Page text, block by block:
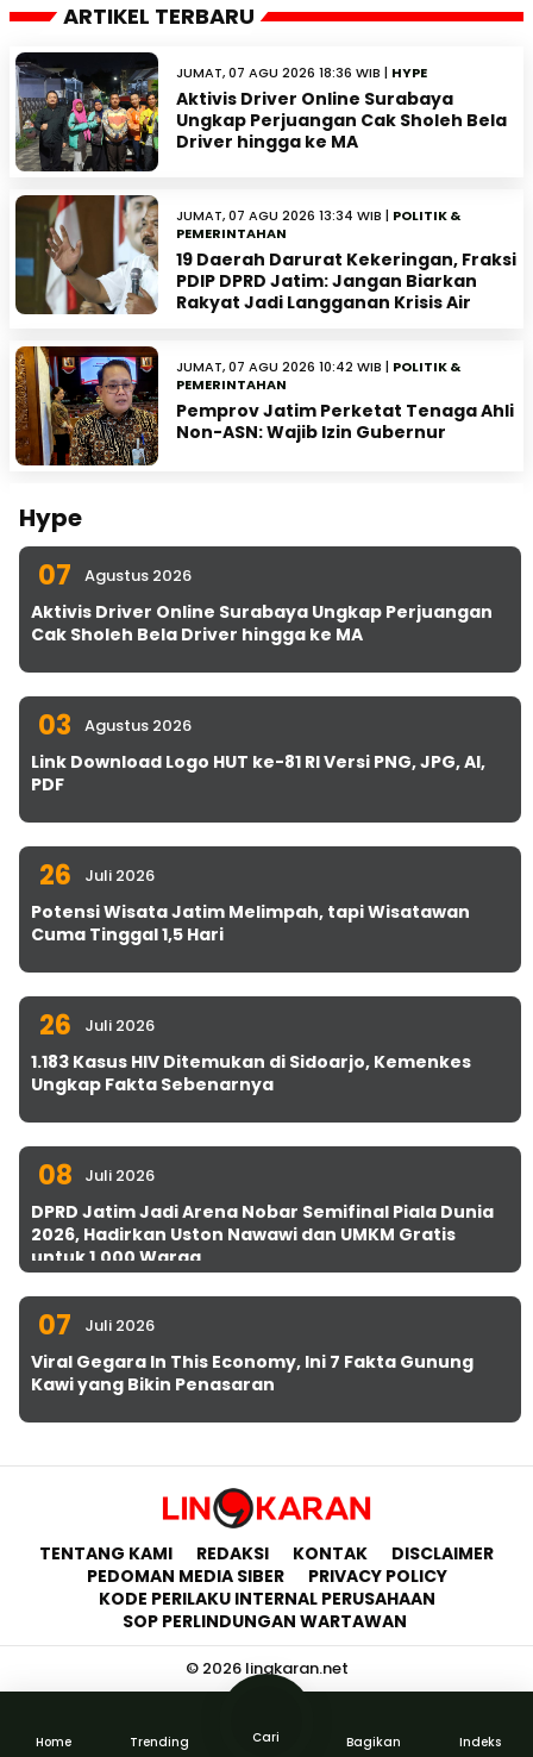
ARTIKEL TERBARU
JUMAT, 07 AGU 2026 18:36 WIB | HYPE
Aktivis Driver Online Surabaya
Ungkap Perjuangan Cak Sholeh Bela
Driver hingga ke MA
JUMAT, 07 AGU 2026 13:34 WIB | POLITIK &
PEMERINTAHAN
19 Daerah Darurat Kekeringan, Fraksi
PDIP DPRD Jatim: Jangan Biarkan
Rakyat Jadi Langganan Krisis Air
JUMAT, 07 AGU 2026 10:42 WIB | POLITIK &
PEMERINTAHAN
Pemprov Jatim Perketat Tenaga Ahli
Non-ASN: Wajib Izin Gubernur
Hype
07 Agustus 2026
Aktivis Driver Online Surabaya Ungkap Perjuangan
Cak Sholeh Bela Driver hingga ke MA
03 Agustus 2026
Link Download Logo HUT ke-81 RI Versi PNG, JPG, AI,
PDF
26 Juli 2026
Potensi Wisata Jatim Melimpah, tapi Wisatawan
Cuma Tinggal 1,5 Hari
26 Juli 2026
1.183 Kasus HIV Ditemukan di Sidoarjo, Kemenkes
Ungkap Fakta Sebenarnya
08 Juli 2026
DPRD Jatim Jadi Arena Nobar Semifinal Piala Dunia
2026, Hadirkan Uston Nawawi dan UMKM Gratis
untuk 1.000 Warga
07 Juli 2026
Viral Gegara In This Economy, Ini 7 Fakta Gunung
Kawi yang Bikin Penasaran
TENTANG KAMI REDAKSI KONTAK
DISCLAIMER
PEDOMAN MEDIA SIBER
PRIVACY POLICY
KODE PERILAKU INTERNAL PERUSAHAAN
SOP PERLINDUNGAN WARTAWAN
© 2026 lingkaran.net
Home Trending Cari Bagikan Indeks